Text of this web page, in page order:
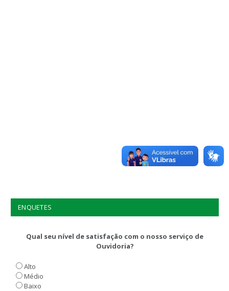
ENQUETES
Qual seu nível de satisfação com o nosso serviço de
Ouvidoria?
Alto
Médio
Baixo